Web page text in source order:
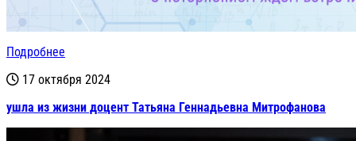
Подробнее
17 октября 2024
ушла из жизни доцент Татьяна Геннадьевна Митрофанова